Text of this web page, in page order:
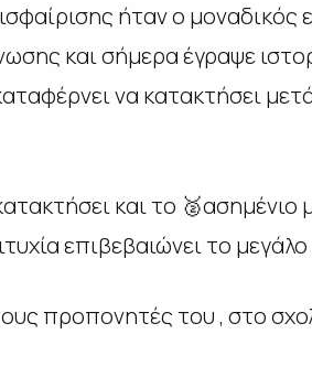
ήταν ο μοναδικός
και σήμερα έγραψε
να κατακτήσει
και το 🥈ασημένιο
επιβεβαιώνει το
προπονητές του , στο